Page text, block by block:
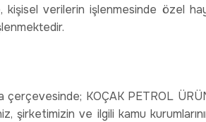
kişisel verilerin işlenmesinde
çerçevesinde; KOÇAK PETROL
şirketimizin ve ilgili kamu